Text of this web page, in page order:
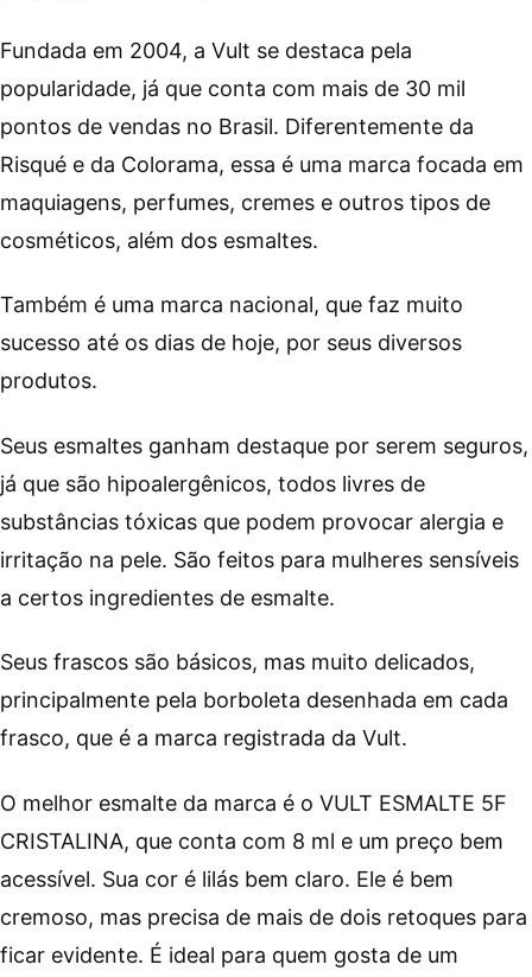
Fundada em 2004, a Vult se destaca pela
popularidade, já que conta com mais de 30 mil
pontos de vendas no Brasil. Diferentemente da
Risqué e da Colorama, essa é uma marca focada em
maquiagens, perfumes, cremes e outros tipos de
cosméticos, além dos esmaltes.
Também é uma marca nacional, que faz muito
sucesso até os dias de hoje, por seus diversos
produtos.
Seus esmaltes ganham destaque por serem seguros,
já que são hipoalergênicos, todos livres de
substâncias tóxicas que podem provocar alergia e
irritação na pele. São feitos para mulheres sensíveis
a certos ingredientes de esmalte.
Seus frascos são básicos, mas muito delicados,
principalmente pela borboleta desenhada em cada
frasco, que é a marca registrada da Vult.
O melhor esmalte da marca é o VULT ESMALTE 5F
CRISTALINA, que conta com 8 ml e um preço bem
acessível. Sua cor é lilás bem claro. Ele é bem
cremoso, mas precisa de mais de dois retoques para
ficar evidente. É ideal para quem gosta de um